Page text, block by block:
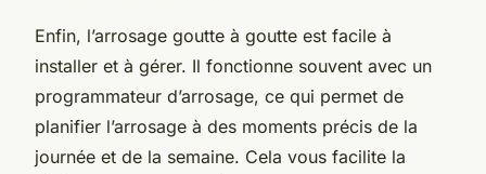
Enfin, l’arrosage goutte à goutte est facile à
installer et à gérer. Il fonctionne souvent avec un
programmateur d’arrosage, ce qui permet de
planifier l’arrosage à des moments précis de la
journée et de la semaine. Cela vous facilite la